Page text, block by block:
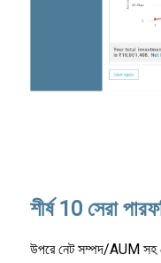
শীর্ষ 10 সেরা
উপরে নেট সম্পদ/AUM সহ